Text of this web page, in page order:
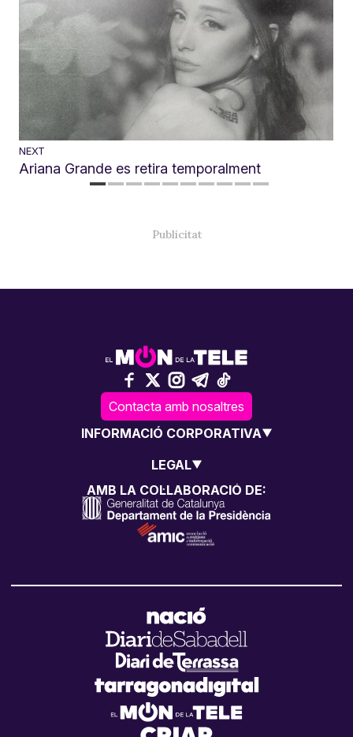
NEXT
Ariana Grande es retira temporalment
Contacta amb nosaltres
INFORMACIÓ CORPORATIVA
LEGAL
AMB LA COL·LABORACIÓ DE: